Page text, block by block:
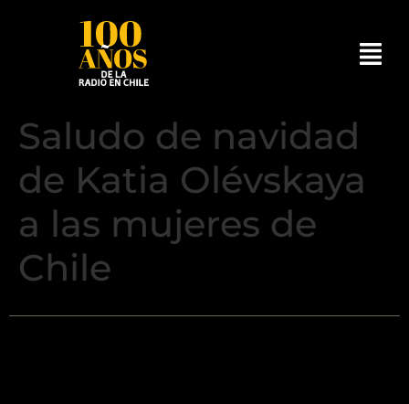
Saludo de navidad
de Katia Olévskaya
a las mujeres de
Chile